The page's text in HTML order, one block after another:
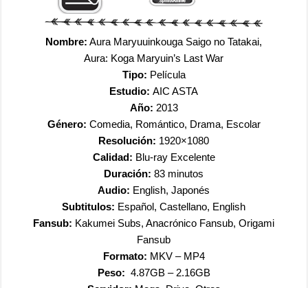
Nombre: Aura Maryuuinkouga Saigo no Tatakai,
Aura: Koga Maryuin’s Last War
Tipo: Película
Estudio: AIC ASTA
Año: 2013
Género: Comedia, Romántico, Drama, Escolar
Resolución: 1920×1080
Calidad: Blu-ray Excelente
Duración: 83 minutos
Audio: English, Japonés
Subtitulos: Español, Castellano, English
Fansub: Kakumei Subs, Anacrónico Fansub, Origami
Fansub
Formato: MKV – MP4
Peso: 4.87GB – 2.16GB